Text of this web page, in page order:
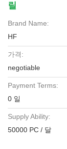
릴
Brand Name:
HF
가격:
negotiable
Payment Terms:
0 일
Supply Ability:
50000 PC / 달